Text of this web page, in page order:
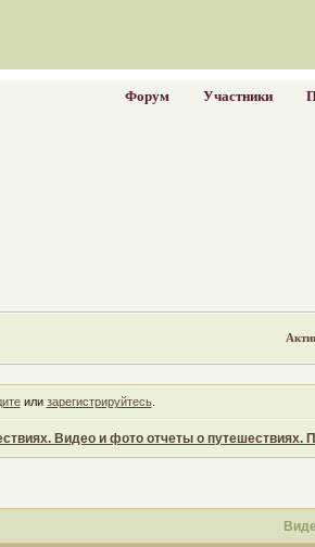
Форум Участники
или зарегистрируйтесь.
Видео и фото отчеты о путешествиях.